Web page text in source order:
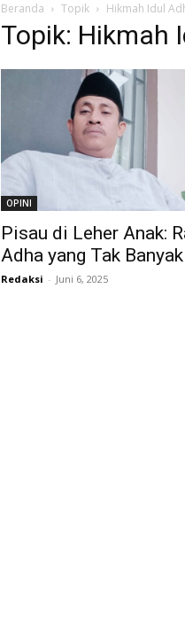
Beranda Topik Hikmah Idul
Topik: Hikmah
OPINI
Pisau di Leher Anak:
Adha yang Tak
Redaksi - Juni 6, 2025